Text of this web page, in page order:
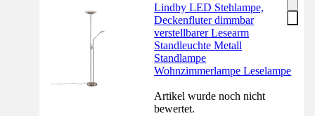
Lindby LED Stehlampe,
Deckenfluter dimmbar
verstellbarer Lesearm
Standleuchte Metall
Standlampe
Wohnzimmerlampe Leselampe
Artikel wurde noch nicht
bewertet.